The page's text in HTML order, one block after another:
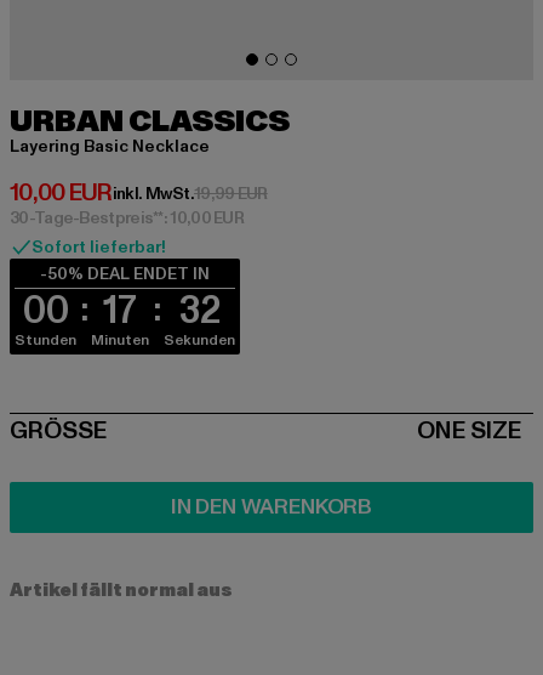
URBAN CLASSICS
Layering Basic Necklace
10,00 EUR
Derzeitiger Preis: 10,00 EUR
inkl. MwSt.19,99 EURAktionspreis: 19,99 EUR
30-Tage-Bestpreis**: 10,00 EUR
Sofort lieferbar!
-50% DEAL ENDET IN
00
Stunden
17
Minuten
31
Sekunden
SIZE
GRÖSSE ONE SIZE
IN DEN WARENKORB
Artikel fällt normal aus